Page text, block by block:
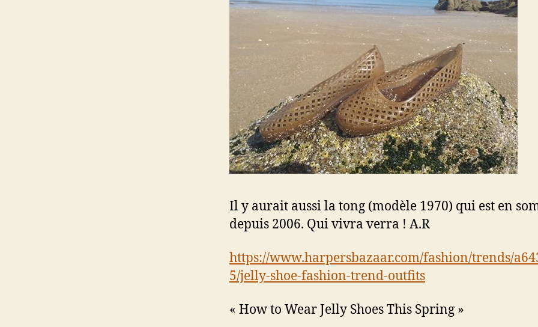
Il y aurait aussi la tong (modèle 1970) qui est en
depuis 2006. Qui vivra verra ! A.R
https://www.harpersbazaar.com/fashion/trends/
5/jelly-shoe-fashion-trend-outfits
« How to Wear Jelly Shoes This Spring »